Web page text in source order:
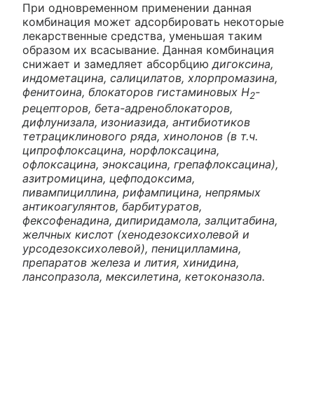
При одновременном применении данная
комбинация может адсорбировать некоторые
лекарственные средства, уменьшая таким
образом их всасывание. Данная комбинация
снижает и замедляет абсорбциюдигоксина,
индометацина, салицилатов, хлорпромазина,
фенитоина, блокаторов гистаминовых H2-
рецепторов, бета-адреноблокаторов,
дифлунизала, изониазида, антибиотиков
тетрациклинового ряда, хинолонов (в т.ч.
ципрофлоксацина, норфлоксацина,
офлоксацина, эноксацина, грепафлоксацина),
азитромицина, цефподоксима,
пивампициллина, рифампицина, непрямых
антикоагулянтов, барбитуратов,
фексофенадина, дипиридамола, залцитабина,
желчных кислот (хенодезоксихолевой и
урсодезоксихолевой), пеницилламина,
препаратов железа и лития, хинидина,
лансопразола, мексилетина, кетоконазола.